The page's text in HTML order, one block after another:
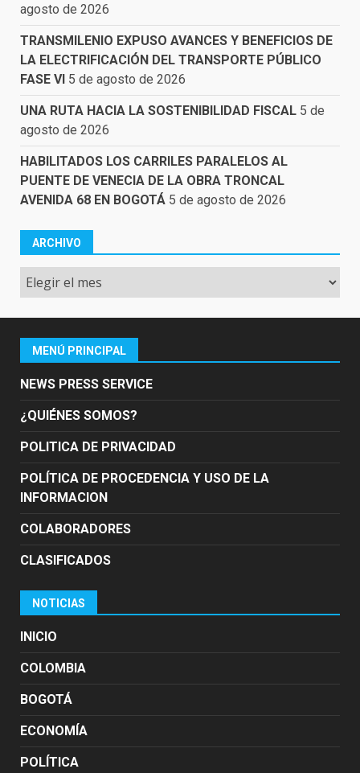
agosto de 2026
TRANSMILENIO EXPUSO AVANCES Y BENEFICIOS DE
LA ELECTRIFICACIÓN DEL TRANSPORTE PÚBLICO
FASE VI 5 de agosto de 2026
UNA RUTA HACIA LA SOSTENIBILIDAD FISCAL 5 de
agosto de 2026
HABILITADOS LOS CARRILES PARALELOS AL
PUENTE DE VENECIA DE LA OBRA TRONCAL
AVENIDA 68 EN BOGOTÁ 5 de agosto de 2026
ARCHIVO
Archivo
MENÚ PRINCIPAL
NEWS PRESS SERVICE
¿QUIÉNES SOMOS?
POLITICA DE PRIVACIDAD
POLÍTICA DE PROCEDENCIA Y USO DE LA
INFORMACION
COLABORADORES
CLASIFICADOS
NOTICIAS
INICIO
COLOMBIA
BOGOTÁ
ECONOMÍA
POLÍTICA